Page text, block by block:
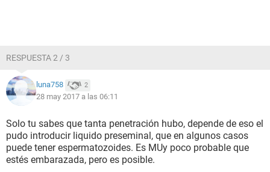
RESPUESTA 2 / 3
luna758 2
28 may 2017 a las 06:11
Solo tu sabes que tanta penetración hubo, depende de eso el
pudo introducir liquido preseminal, que en algunos casos
puede tener espermatozoides. Es MUy poco probable que
estés embarazada, pero es posible.